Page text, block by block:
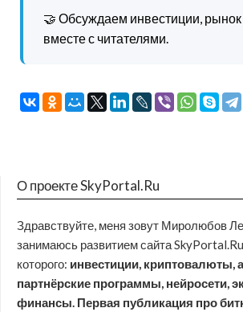
🤝 Обсуждаем инвестиции, рынок
вместе с читателями.
О проекте SkyPortal.Ru
Здравствуйте, меня зовут Миролюбов
занимаюсь развитием сайта
которого: инвестиции, криптовалюты,
партнёрские программы, нейросети,
финансы. Первая публикация про